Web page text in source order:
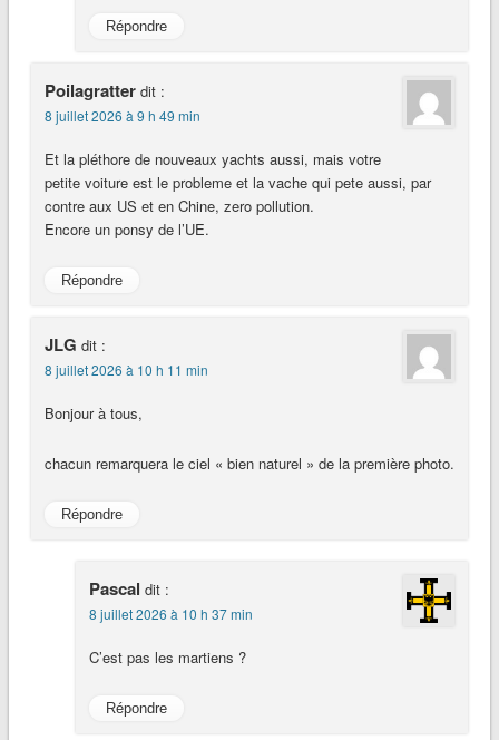
Répondre
Poilagratter dit :
8 juillet 2026 à 9 h 49 min
Et la pléthore de nouveaux yachts aussi, mais votre
petite voiture est le probleme et la vache qui pete aussi, par
contre aux US et en Chine, zero pollution.
Encore un ponsy de l’UE.
Répondre
JLG dit :
8 juillet 2026 à 10 h 11 min
Bonjour à tous,
chacun remarquera le ciel « bien naturel » de la première photo.
Répondre
Pascal dit :
8 juillet 2026 à 10 h 37 min
C’est pas les martiens ?
Répondre